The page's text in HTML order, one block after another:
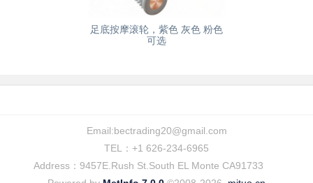
足底按摩滚轮，紫色 灰色 粉色
可选
Email:bectrading20@gmail.com
TEL：+1 626-234-6965
Address：9457E.Rush St.South EL Monte CA91733